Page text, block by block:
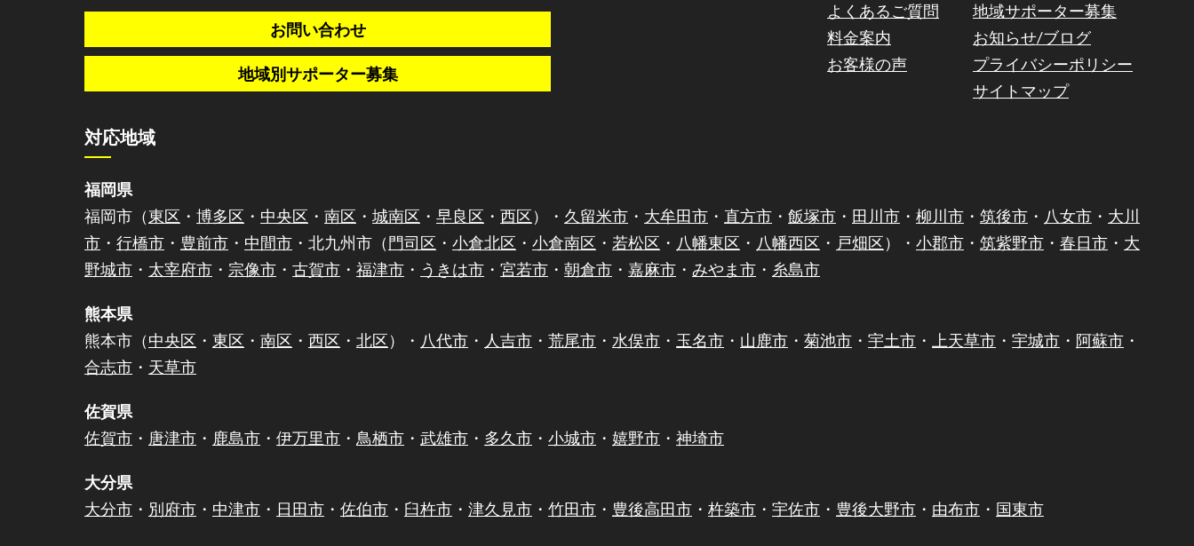
お問い合わせ
地域別サポーター募集
よくあるご質問
料金案内
お客様の声
地域サポーター募集
お知らせ/ブログ
プライバシーポリシー
サイトマップ
対応地域
福岡県
福岡市（東区 ・ 博多区 ・ 中央区 ・ 南区 ・ 城南区 ・ 早良区 ・ 西区）・ 久留米市 ・ 大牟田市 ・ 直方市 ・ 飯塚市 ・ 田川市 ・ 柳川市 ・ 筑後市 ・ 八女市 ・ 大川
市 ・ 行橋市 ・ 豊前市 ・ 中間市 ・北九州市（門司区 ・ 小倉北区 ・ 小倉南区 ・ 若松区 ・ 八幡東区 ・ 八幡西区 ・ 戸畑区）・ 小郡市 ・ 筑紫野市 ・ 春日市 ・ 大
野城市 ・ 太宰府市 ・ 宗像市 ・ 古賀市 ・ 福津市 ・ うきは市 ・ 宮若市 ・ 朝倉市 ・ 嘉麻市 ・ みやま市 ・ 糸島市
熊本県
熊本市（中央区 ・ 東区 ・ 南区 ・ 西区 ・ 北区）・ 八代市 ・ 人吉市 ・ 荒尾市 ・ 水俣市 ・ 玉名市 ・ 山鹿市 ・ 菊池市 ・ 宇土市 ・ 上天草市 ・ 宇城市 ・ 阿蘇市 ・
合志市 ・ 天草市
佐賀県
佐賀市 ・ 唐津市 ・ 鹿島市 ・ 伊万里市 ・ 鳥栖市 ・ 武雄市 ・ 多久市 ・ 小城市 ・ 嬉野市 ・ 神埼市
大分県
大分市 ・ 別府市 ・ 中津市 ・ 日田市 ・ 佐伯市 ・ 臼杵市 ・ 津久見市 ・ 竹田市 ・ 豊後高田市 ・ 杵築市 ・ 宇佐市 ・ 豊後大野市 ・ 由布市 ・ 国東市